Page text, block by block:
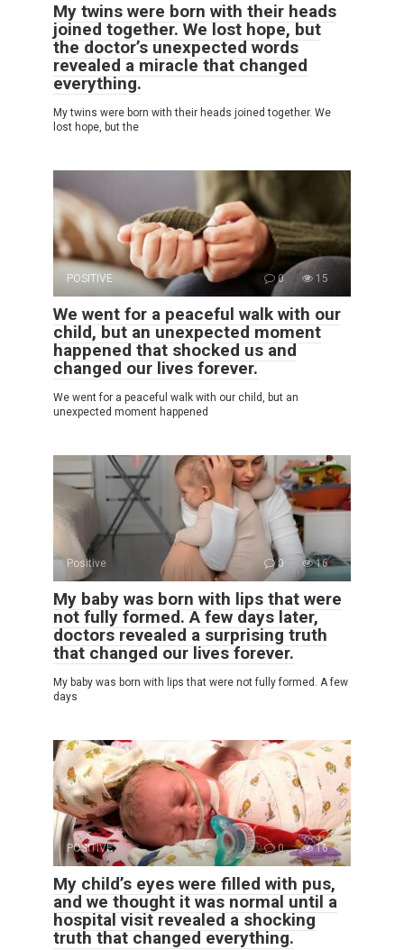
My twins were born with their heads
joined together. We lost hope, but
the doctor’s unexpected words
revealed a miracle that changed
everything.
My twins were born with their heads joined together. We
lost hope, but the
POSITIVE 0 15
We went for a peaceful walk with our
child, but an unexpected moment
happened that shocked us and
changed our lives forever.
We went for a peaceful walk with our child, but an
unexpected moment happened
Positive 0 16
My baby was born with lips that were
not fully formed. A few days later,
doctors revealed a surprising truth
that changed our lives forever.
My baby was born with lips that were not fully formed. A few
days
POSITIVE 0 16
My child’s eyes were filled with pus,
and we thought it was normal until a
hospital visit revealed a shocking
truth that changed everything.